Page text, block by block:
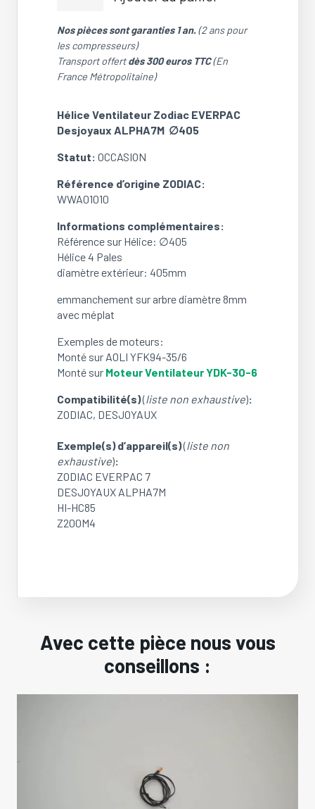
4
pales
∅405
pour
à
Chaleur
ZODIAC
7,
DESJOYAUX
(Ref:
WWA01010)
(OCCASION)
Nos pièces sont garanties 1 an.(2 ans pour
les compresseurs)
Transport offertdès 300 euros TTC(En
France Métropolitaine)
Hélice Ventilateur Zodiac EVERPAC
Desjoyaux ALPHA7M ∅405
Statut: OCCASION
Référence d’origine ZODIAC:
WWA01010
Informations complémentaires:
Référence sur Hélice: ∅405
Hélice 4 Pales
diamètre extérieur: 405mm
emmanchement sur arbre diamètre 8mm
avec méplat
Exemples de moteurs:
Monté sur AOLI YFK94-35/6
Monté sur Moteur Ventilateur YDK-30-6
Compatibilité(s)(liste non exhaustive):
ZODIAC, DESJOYAUX
Exemple(s) d’appareil(s)(liste non
exhaustive):
ZODIAC EVERPAC 7
DESJOYAUX ALPHA7M
HI-HC85
Z200M4
Avec cette pièce nous vous
conseillons :